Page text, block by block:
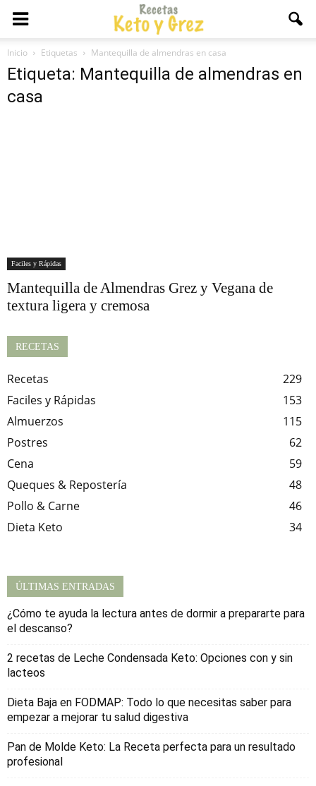
Inicio Etiquetas Mantequilla de almendras en casa
Etiqueta: Mantequilla de almendras en
casa
Faciles y Rápidas
Mantequilla de Almendras Grez y Vegana de
textura ligera y cremosa
RECETAS
Recetas
229
Faciles y Rápidas
153
Almuerzos
115
Postres
62
Cena
59
Queques & Repostería
48
Pollo & Carne
46
Dieta Keto
34
ÚLTIMAS ENTRADAS
¿Cómo te ayuda la lectura antes de dormir a prepararte para
el descanso?
2 recetas de Leche Condensada Keto: Opciones con y sin
lacteos
Dieta Baja en FODMAP: Todo lo que necesitas saber para
empezar a mejorar tu salud digestiva
Pan de Molde Keto: La Receta perfecta para un resultado
profesional